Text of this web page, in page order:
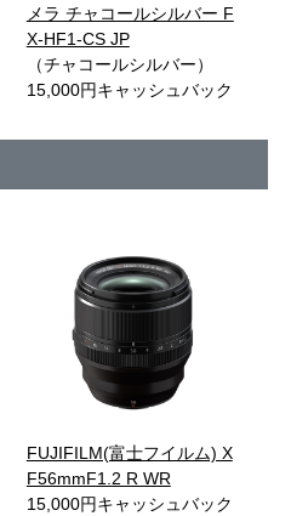
メラ チャコールシルバー F
X-HF1-CS JP
（チャコールシルバー）
15,000円キャッシュバック
FUJIFILM(富士フイルム) X
F56mmF1.2 R WR
15,000円キャッシュバック